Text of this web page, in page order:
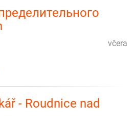
včera
- Roudnice nad